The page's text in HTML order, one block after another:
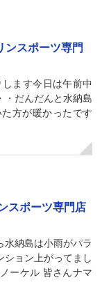
ンスポーツ専門
ます今日は午前中
・だんだんと水納島
方が暖かったです
スポーツ専門店
水納島は小雨がパラ
ション上がってまし
ーケル 皆さんナマ